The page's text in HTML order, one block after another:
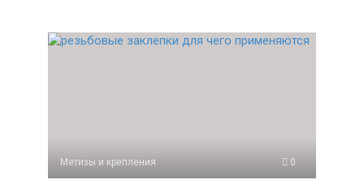
Метизы и крепления 0